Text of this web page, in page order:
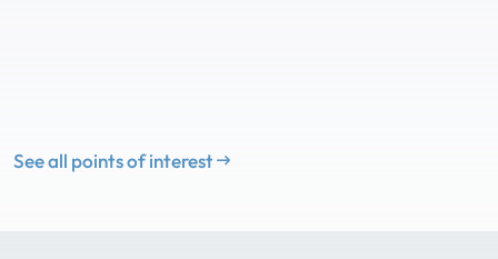
See all points of interest